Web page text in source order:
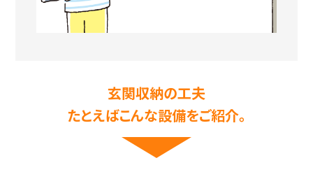
玄関収納の工夫
たとえばこんな設備をご紹介。